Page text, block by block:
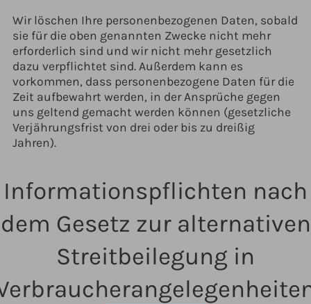
Wir löschen Ihre personenbezogenen Daten, sobald
sie für die oben genannten Zwecke nicht mehr
erforderlich sind und wir nicht mehr gesetzlich
dazu verpflichtet sind. Außerdem kann es
vorkommen, dass personenbezogene Daten für die
Zeit aufbewahrt werden, in der Ansprüche gegen
uns geltend gemacht werden können (gesetzliche
Verjährungsfrist von drei oder bis zu dreißig
Jahren).
Informationspflichten nach
dem Gesetz zur alternativen
Streitbeilegung in